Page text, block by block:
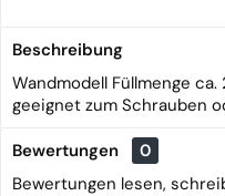
Beschreibung
Wandmodell Füllmenge
geeignet zum Schrauben
Bewertungen
0
Bewertungen lesen,